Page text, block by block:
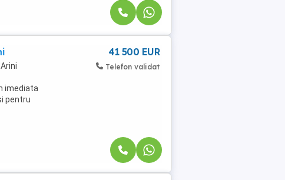
imediata
pentru
41 500 EUR
Telefon validat